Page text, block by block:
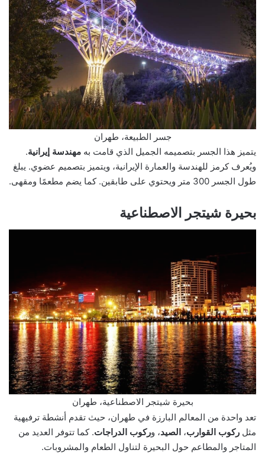
جسر الطبيعة، طهران
يتميز هذا الجسر بتصميمه الجميل الذي قامت به مهندسة إيرانية.
ويُعرف كرمز للهندسة والعمارة الإيرانية، ويتميز بتصميم عضوي. يبلغ
طول الجسر 300 متر ويحتوي على طابقين. كما يضم مطعمًا ومقهى.
بحيرة شيتجر الاصطناعية
بحيرة شيتجر الاصطناعية، طهران
تعد واحدة من المعالم البارزة في طهران، حيث تقدم أنشطة ترفيهية
مثل ركوب القوارب، الصيد، وركوب الدراجات. كما تتوفر العديد من
المتاجر والمطاعم حول البحيرة لتناول الطعام والمشروبات.